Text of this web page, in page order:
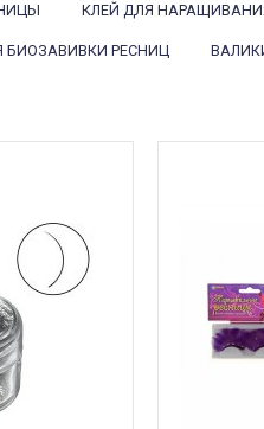
ДЛЯ ЧЕГО
ПИЛИНГ
КЛЕЙ ДЛЯ
БИОЗАВИВКИ РЕСНИЦ